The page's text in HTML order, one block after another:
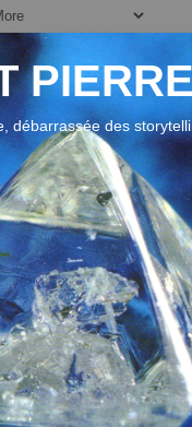
débarrassée des